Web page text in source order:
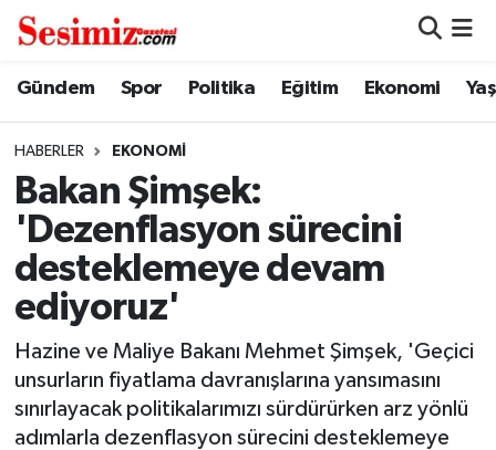
Gündem Spor Politika Eğitim Ekonomi
HABERLER EKONOMI
Bakan Şimşek:
'Dezenflasyon sürecini
desteklemeye devam
ediyoruz'
Hazine ve Maliye Bakanı Mehmet Şimşek, 'Geçici
unsurların fiyatlama davranışlarına yansımasını
sınırlayacak politikalarımızı sürdürürken arz yönlü
adımlarla dezenflasyon sürecini desteklemeye
Dünya
Ekonomi
Genel
Gündem
Politika
Nöbetçi Eczaneler
Namaz Vakitleri
Trafik Durumu
Süper Lig Puan Durumu ve Fikstür
Tüm Manşetler
Son Dakika Haberleri